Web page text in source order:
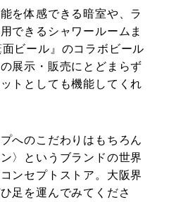
を体感できる暗室や、ラ
できるシャワールームま
ビール』のコラボビール
展示・販売にとどまらず
トとしても機能してくれ
へのこだわりはもちろん
〉というブランドの世界
ンセプトストア。大阪界
足を運んでみてくださ